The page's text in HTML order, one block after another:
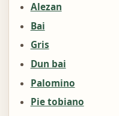
Alezan
Bai
Gris
Dun bai
Palomino
Pie tobiano